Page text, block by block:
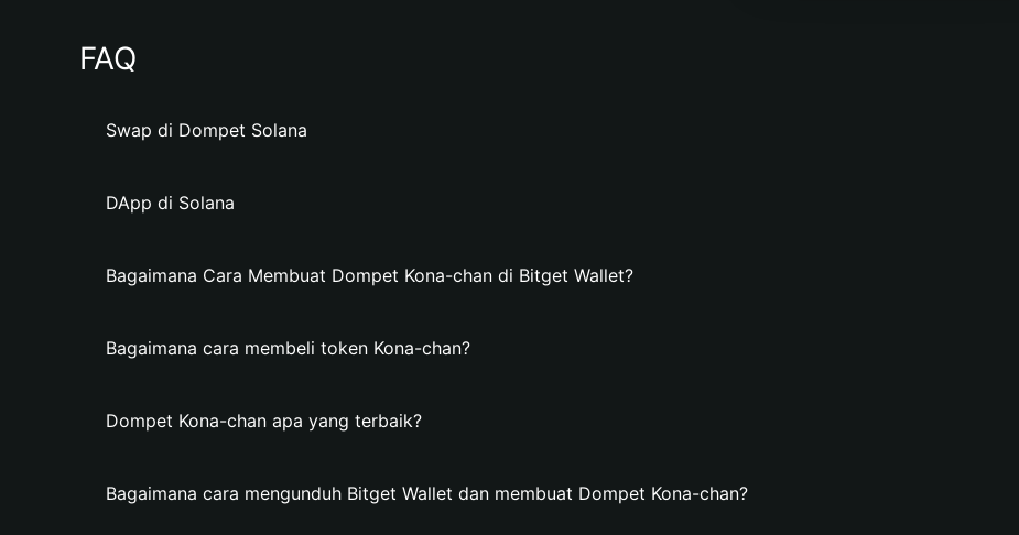
FAQ
Swap di Dompet Solana
DApp di Solana
Bagaimana Cara Membuat Dompet Kona-chan di Bitget Wallet?
Bagaimana cara membeli token Kona-chan?
Dompet Kona-chan apa yang terbaik?
Bagaimana cara mengunduh Bitget Wallet dan membuat Dompet Kona-chan?